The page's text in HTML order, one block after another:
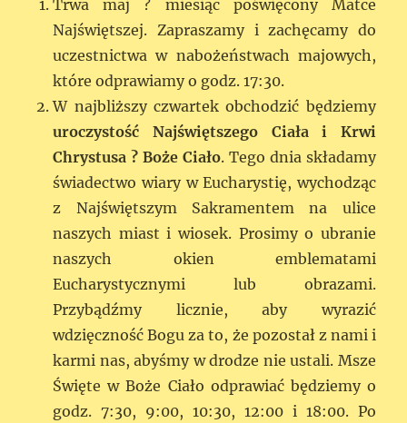
Trwa maj ? miesiąc poświęcony Matce
Najświętszej. Zapraszamy i zachęcamy do
uczestnictwa w nabożeństwach majowych,
które odprawiamy o godz. 17:30.
W najbliższy czwartek obchodzić będziemy
uroczystość Najświętszego Ciała i Krwi
Chrystusa ? Boże Ciało. Tego dnia składamy
świadectwo wiary w Eucharystię, wychodząc
z Najświętszym Sakramentem na ulice
naszych miast i wiosek. Prosimy o ubranie
naszych okien emblematami
Eucharystycznymi lub obrazami.
Przybądźmy licznie, aby wyrazić
wdzięczność Bogu za to, że pozostał z nami i
karmi nas, abyśmy w drodze nie ustali. Msze
Święte w Boże Ciało odprawiać będziemy o
godz. 7:30, 9:00, 10:30, 12:00 i 18:00. Po